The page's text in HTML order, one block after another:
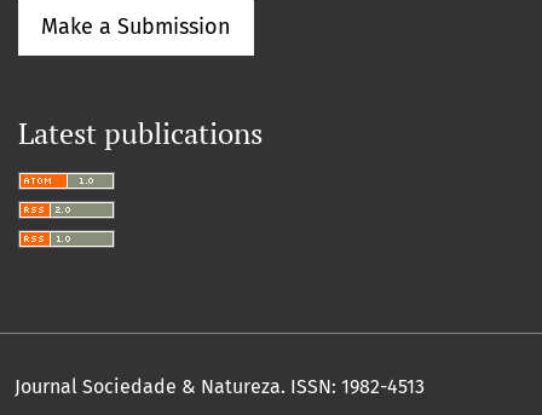
Make a Submission
Latest publications
Journal Sociedade & Natureza. ISSN: 1982-4513